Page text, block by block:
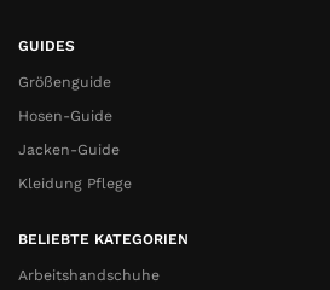
GUIDES
Größenguide
Hosen-Guide
Jacken-Guide
Kleidung Pflege
BELIEBTE KATEGORIEN
Arbeitshandschuhe